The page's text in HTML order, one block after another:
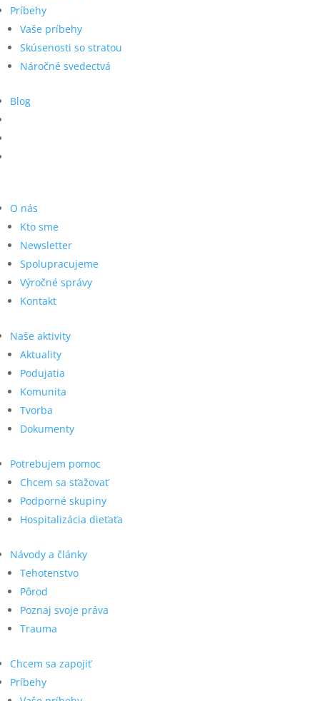
Príbehy
Vaše príbehy
Skúsenosti so stratou
Náročné svedectvá
Blog
O nás
Kto sme
Newsletter
Spolupracujeme
Výročné správy
Kontakt
Naše aktivity
Aktuality
Podujatia
Komunita
Tvorba
Dokumenty
Potrebujem pomoc
Chcem sa sťažovať
Podporné skupiny
Hospitalizácia dieťaťa
Návody a články
Tehotenstvo
Pôrod
Poznaj svoje práva
Trauma
Chcem sa zapojiť
Príbehy